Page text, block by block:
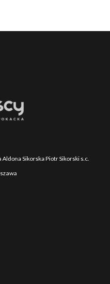
Sikorska Piotr Sikorski s.c.